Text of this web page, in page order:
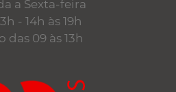
a Sexta-feira
- 14h às 19h
das 09 às 13h